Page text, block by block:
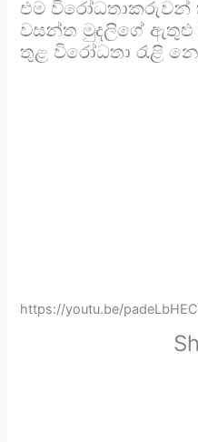
එම විරෝධතාකරුවන්
වසන්ත මුදලිගේ ඇතුළු
තුළ විරෝධතා රැළි
https://youtu.be/